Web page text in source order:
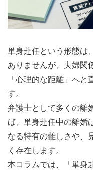
単身赴任という形態は
ありませんが、夫婦関
「心理的な距離」へと
す。
弁護士として多くの離
ば、単身赴任中の離婚
なる特有の難しさや、
く存在します。
本コラムでは、「単身